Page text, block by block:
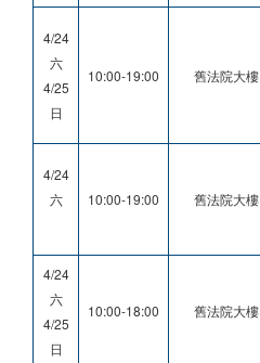
4/24
六
4/25
日
10:00-19:00 舊法院大樓
4/24
六
10:00-19:00 舊法院大樓
4/24
六
4/25
日
10:00-18:00 舊法院大樓